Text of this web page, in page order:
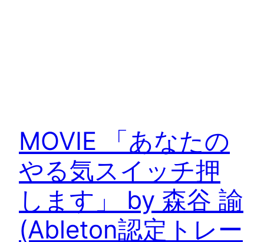
MOVIE 「あなたの
やる気スイッチ押
します」 by 森谷 諭
(Ableton認定トレー